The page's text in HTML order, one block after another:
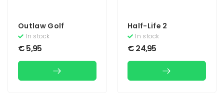
Outlaw Golf
In stock
€5,95
Half-Life 2
In stock
€24,95